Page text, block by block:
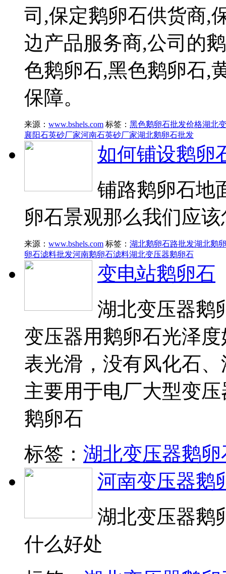
司,保定鹅卵石供货商,
边产品服务商,公司的
色鹅卵石,黑色鹅卵石,
保障。
来源： www.bshels.com 标签： 黑色鹅卵石批发价格湖北
襄阳石英砂厂家河南石英砂厂家湖北鹅卵石批发
如何铺设鹅卵
铺路鹅卵石地
卵石景观那么我们应
来源： www.bshels.com 标签： 湖北鹅卵石路批发湖北鹅
卵石滤料批发河南鹅卵石滤料湖北变压器鹅卵石
变电站鹅卵石
湖北变压器鹅
变压器用鹅卵石光泽
表光滑，没有风化石
主要用于电厂大型变
鹅卵石
标签： 湖北变压器鹅卵
河南变压器鹅
湖北变压器鹅
什么好处